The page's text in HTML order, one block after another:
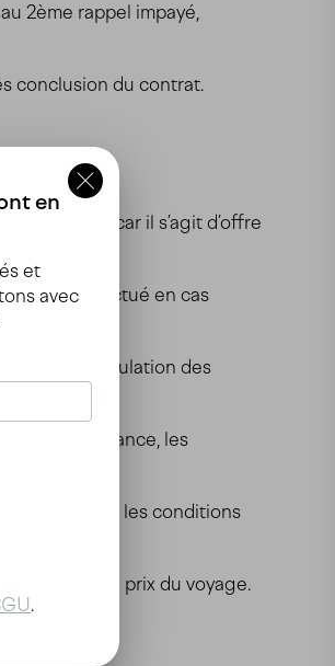
2ème rappel impayé,
conclusion du contrat.
ses offres, car il s’agit d’offre
être effectué en cas
et d’annulation des
d’assurance, les
cars, ce sont les conditions
du prix du voyage.
en
et
avec
.